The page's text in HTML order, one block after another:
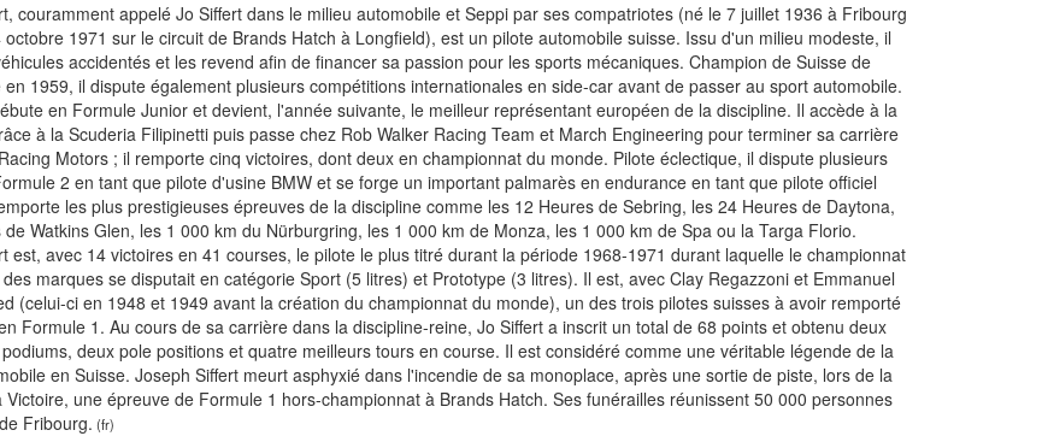
couramment appelé Jo Siffert dans le milieu automobile et Seppi par ses compatriotes (né le 7 juillet 1936 à Fribourg
1971 sur le circuit de Brands Hatch à Longfield), est un pilote automobile suisse. Issu d'un milieu modeste, il
accidentés et les revend afin de financer sa passion pour les sports mécaniques. Champion de Suisse de
en 1959, il dispute également plusieurs compétitions internationales en side-car avant de passer au sport automobile.
en Formule Junior et devient, l'année suivante, le meilleur représentant européen de la discipline. Il accède à la
à la Scuderia Filipinetti puis passe chez Rob Walker Racing Team et March Engineering pour terminer sa carrière
Motors ; il remporte cinq victoires, dont deux en championnat du monde. Pilote éclectique, il dispute plusieurs
2 en tant que pilote d'usine BMW et se forge un important palmarès en endurance en tant que pilote officiel
les plus prestigieuses épreuves de la discipline comme les 12 Heures de Sebring, les 24 Heures de Daytona,
de Watkins Glen, les 1 000 km du Nürburgring, les 1 000 km de Monza, les 1 000 km de Spa ou la Targa Florio.
est, avec 14 victoires en 41 courses, le pilote le plus titré durant la période 1968-1971 durant laquelle le championnat
marques se disputait en catégorie Sport (5 litres) et Prototype (3 litres). Il est, avec Clay Regazzoni et Emmanuel
(celui-ci en 1948 et 1949 avant la création du championnat du monde), un des trois pilotes suisses à avoir remporté
Formule 1. Au cours de sa carrière dans la discipline-reine, Jo Siffert a inscrit un total de 68 points et obtenu deux
deux pole positions et quatre meilleurs tours en course. Il est considéré comme une véritable légende de la
en Suisse. Joseph Siffert meurt asphyxié dans l'incendie de sa monoplace, après une sortie de piste, lors de la
Victoire, une épreuve de Formule 1 hors-championnat à Brands Hatch. Ses funérailles réunissent 50 000 personnes
Fribourg. (fr)